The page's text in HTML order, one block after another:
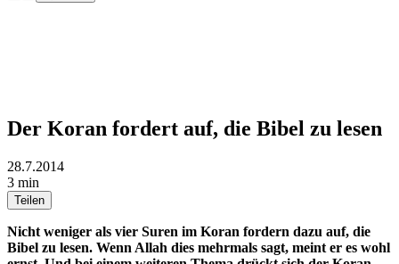
Der Koran fordert auf, die Bibel zu lesen
28.7.2014
3 min
Teilen
Nicht weniger als vier Suren im Koran fordern dazu auf, die
Bibel zu lesen. Wenn Allah dies mehrmals sagt, meint er es wohl